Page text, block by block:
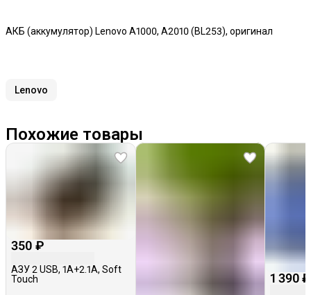
АКБ (аккумулятор) Lenovo A1000, A2010 (BL253), оригинал
Lenovo
Похожие товары
350 ₽
АЗУ 2 USB, 1A+2.1A, Soft
Touch
1 390 ₽